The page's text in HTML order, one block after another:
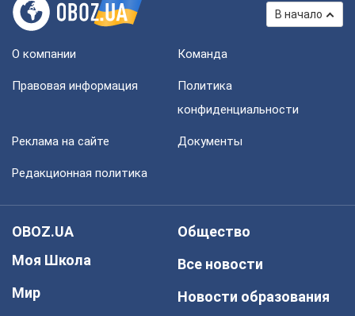
В начало
О компании Команда
Правовая информация
Политика
конфиденциальности
Реклама на сайте Документы
Редакционная политика
OBOZ.UA
Моя Школа
Мир
Общество
Все новости
Новости образования